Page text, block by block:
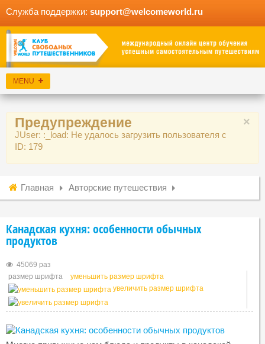
Служба поддержки: support@welcomeworld.ru
×
Предупреждение
JUser: :_load: Не удалось загрузить пользователя с
ID: 179
Главная Авторские путешествия
Канадская кухня: особенности обычных
продуктов
45069 раз
размер шрифта
уменьшить размер шрифта
увеличить размер шрифта